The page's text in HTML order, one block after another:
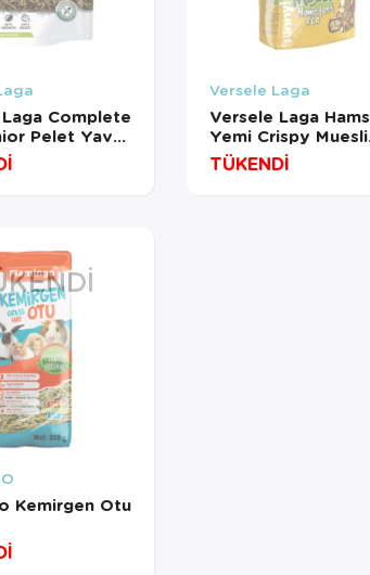
Complete
Pelet Yavru
500 Gr
Versele Laga
Versele Laga
Yemi Crispy Muesli
Hamster&Co 400
TÜKENDİ
Kemirgen Otu